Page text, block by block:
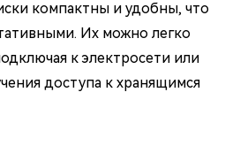
компактны и удобны, что
Их можно легко
к электросети или
доступа к хранящимся